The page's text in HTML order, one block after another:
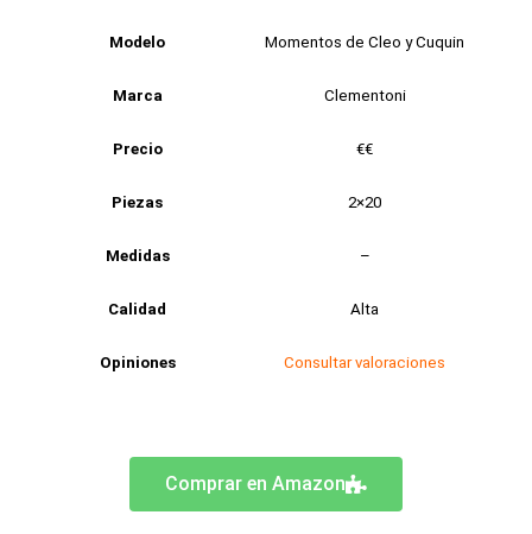
Modelo Momentos de Cleo y Cuquin
Marca Clementoni
Precio €€
Piezas 2×20
Medidas –
Calidad Alta
Opiniones Consultar valoraciones
Comprar en Amazon